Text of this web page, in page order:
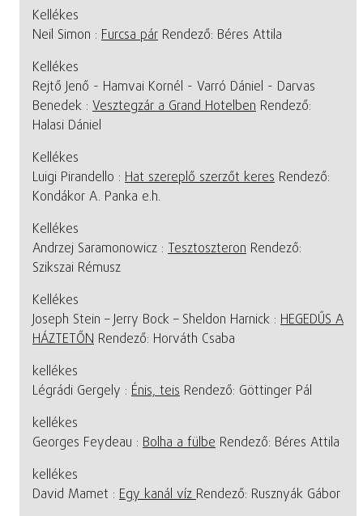
Kellékes
Neil Simon : Furcsa pár Rendező: Béres Attila
Kellékes
Rejtő Jenő - Hamvai Kornél - Varró Dániel - Darvas
Benedek : Vesztegzár a Grand Hotelben Rendező:
Halasi Dániel
Kellékes
Luigi Pirandello : Hat szereplő szerzőt keres Rendező:
Kondákor A. Panka e.h.
Kellékes
Andrzej Saramonowicz : Tesztoszteron Rendező:
Szikszai Rémusz
Kellékes
Joseph Stein – Jerry Bock – Sheldon Harnick : HEGEDŰS A
HÁZTETŐN Rendező: Horváth Csaba
kellékes
Légrádi Gergely : Énis, teis Rendező: Göttinger Pál
kellékes
Georges Feydeau : Bolha a fülbe Rendező: Béres Attila
kellékes
David Mamet : Egy kanál vízRendező: Rusznyák Gábor